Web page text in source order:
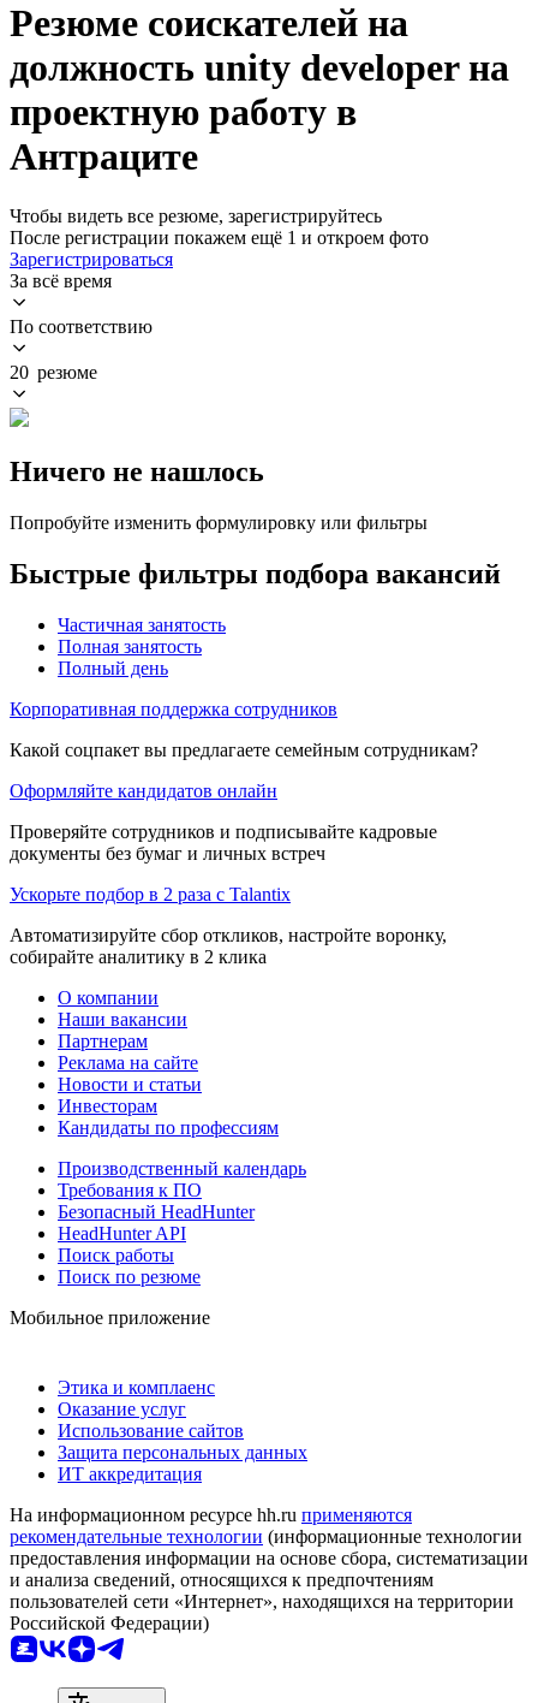
Резюме соискателей на
должность unity developer на
проектную работу в
Антраците
Чтобы видеть все резюме, зарегистрируйтесь
После регистрации покажем ещё 1 и откроем фото
Зарегистрироваться
За всё время
По соответствию
20 резюме
Ничего не нашлось
Попробуйте изменить формулировку или фильтры
Быстрые фильтры подбора вакансий
Частичная занятость
Полная занятость
Полный день
Корпоративная поддержка сотрудников
Какой соцпакет вы предлагаете семейным сотрудникам?
Оформляйте кандидатов онлайн
Проверяйте сотрудников и подписывайте кадровые
документы без бумаг и личных встреч
Ускорьте подбор в 2 раза с Talantix
Автоматизируйте сбор откликов, настройте воронку,
собирайте аналитику в 2 клика
О компании
Наши вакансии
Партнерам
Реклама на сайте
Новости и статьи
Инвесторам
Кандидаты по профессиям
Производственный календарь
Требования к ПО
Безопасный HeadHunter
HeadHunter API
Поиск работы
Поиск по резюме
Мобильное приложение
Этика и комплаенс
Оказание услуг
Использование сайтов
Защита персональных данных
ИТ аккредитация
На информационном ресурсе hh.ru применяются
рекомендательные технологии (информационные технологии
предоставления информации на основе сбора, систематизации
и анализа сведений, относящихся к предпочтениям
пользователей сети «Интернет», находящихся на территории
Российской Федерации)